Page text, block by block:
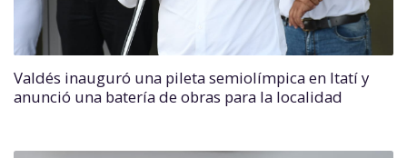
Valdés inauguró una pileta semiolímpica en Itatí y
anunció una batería de obras para la localidad